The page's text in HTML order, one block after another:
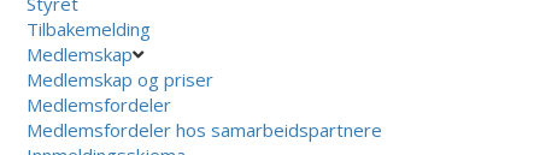
Tilbakemelding
Medlemskap
Medlemskap og priser
Medlemsfordeler
Medlemsfordeler hos samarbeidspartnere